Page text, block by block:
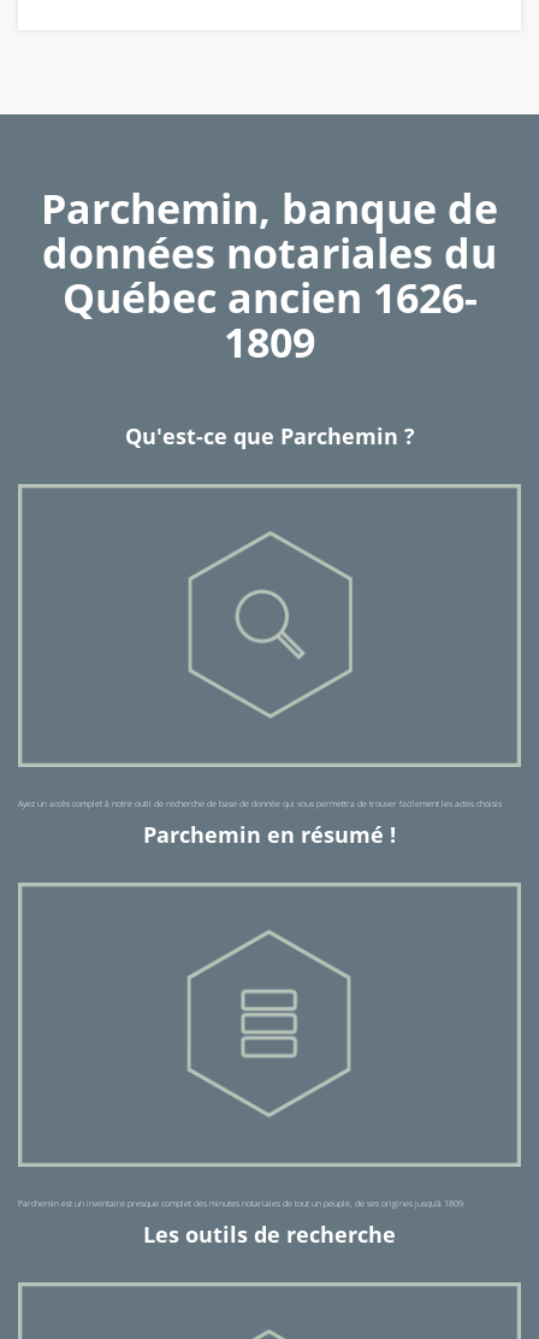
Parchemin, banque de
données notariales du
Québec ancien 1626-
1809
Qu'est-ce que Parchemin ?
Ayez un accès complet à notre outil de recherche de base de donnée qui vous permettra de trouver facilement les actes choisis
Parchemin en résumé !
Parchemin est un inventaire presque complet des minutes notariales de tout un peuple, de ses origines jusqu'à 1809.
Les outils de recherche